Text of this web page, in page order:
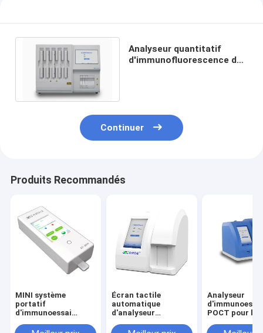
Analyseur quantitatif
d'immunofluorescence de
Continuer
Produits Recommandés
MINI système
portatif
d'immunoessai
d'immunofluorescence
Écran tactile
automatique
d'analyseur
d'immunoessai 4-12
Analyseur
POCT pour la
Cov-2